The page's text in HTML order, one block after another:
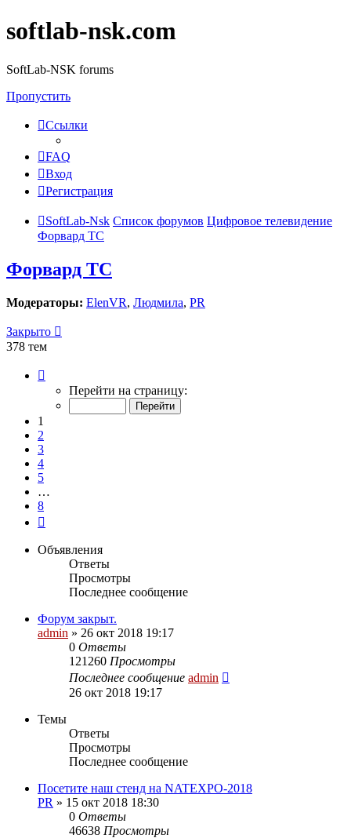
softlab-nsk.com
SoftLab-NSK forums
Пропустить
Ссылки
FAQ
Вход
Регистрация
SoftLab-Nsk Список форумов Цифровое телевидение
Форвард ТС
Форвард ТС
Модераторы: ElenVR, Людмила, PR
Закрыто
378 тем
Перейти на страницу:
1
2
3
4
5
…
8
Объявления
Ответы
Просмотры
Последнее сообщение
Форум закрыт.
admin » 26 окт 2018 19:17
0 Ответы
121260 Просмотры
Последнее сообщение admin
26 окт 2018 19:17
Темы
Ответы
Просмотры
Последнее сообщение
Посетите наш стенд на NATEXPO-2018
PR » 15 окт 2018 18:30
0 Ответы
46638 Просмотры